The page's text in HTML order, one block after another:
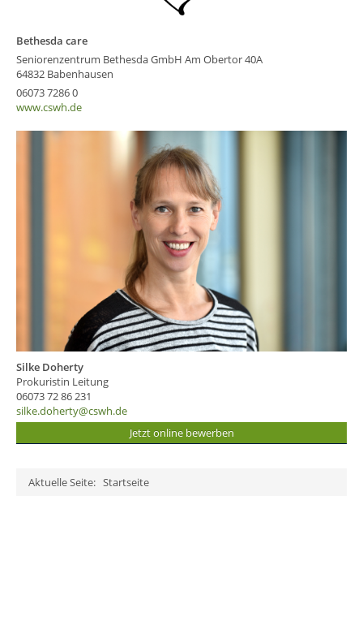
Bethesda care
Seniorenzentrum Bethesda GmbH Am Obertor 40A
64832 Babenhausen
06073 7286 0
www.cswh.de
Silke Doherty
Prokuristin Leitung
06073 72 86 231
silke.doherty@cswh.de
Jetzt online bewerben
Aktuelle Seite: Startseite